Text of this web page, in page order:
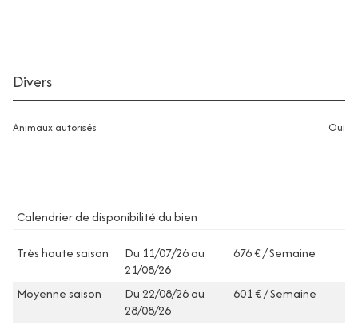
Divers
Animaux autorisés oui
Calendrier de disponibilité du bien
Très haute saison
Du 11/07/26 au
21/08/26
676 € / Semaine
Moyenne saison
Du 22/08/26 au
28/08/26
601 € / Semaine